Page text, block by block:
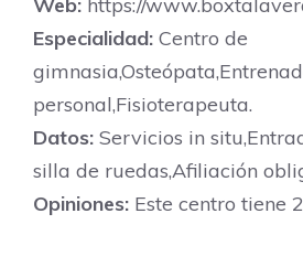
Especialidad: Centro de
personal,Fisioterapeuta.
Datos: Servicios in
silla de ruedas,Afiliación
Opiniones: Este centro tiene